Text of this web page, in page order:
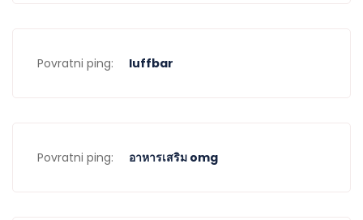
Povratni ping: luffbar
Povratni ping: อาหารเสริม omg